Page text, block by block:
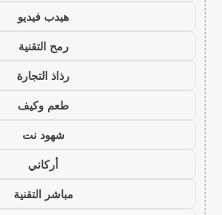
هيدب فيديو
رمح التقنية
رذاذ التجارة
طعم وكيف
شهود نت
أركاني
مباشر التقنية